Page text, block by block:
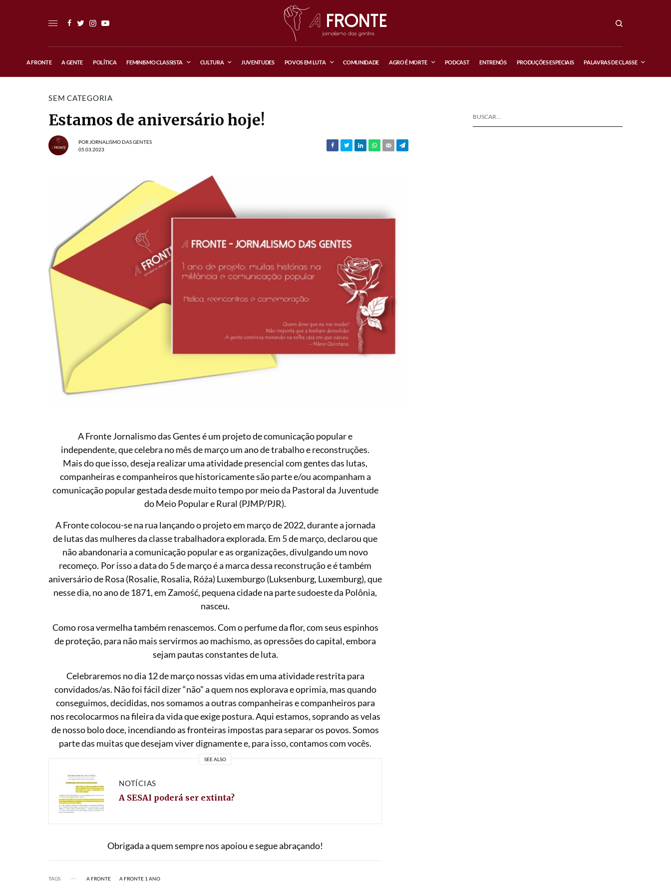
A FRONTE A GENTE POLÍTICA FEMINISMO CLASSISTA CULTURA JUVENTUDES POVOS EM LUTA COMUNIDADE AGRO É MORTE PODCAST ENTRENÓS PRODUÇÕES ESPECIAIS PALAVRAS DE CLASSE
SEM CATEGORIA
Estamos de aniversário hoje!
POR JORNALISMO DAS GENTES
05.03.2023
A Fronte Jornalismo das Gentes é um projeto de comunicação popular e
independente, que celebra no mês de março um ano de trabalho e reconstruções.
Mais do que isso, deseja realizar uma atividade presencial com gentes das lutas,
companheiras e companheiros que historicamente são parte e/ou acompanham a
comunicação popular gestada desde muito tempo por meio da Pastoral da Juventude
do Meio Popular e Rural (PJMP/PJR).
A Fronte colocou-se na rua lançando o projeto em março de 2022, durante a jornada
de lutas das mulheres da classe trabalhadora explorada. Em 5 de março, declarou que
não abandonaria a comunicação popular e as organizações, divulgando um novo
recomeço. Por isso a data do 5 de março é a marca dessa reconstrução e é também
aniversário de Rosa (Rosalie, Rosalia, Róża) Luxemburgo (Luksenburg, Luxemburg), que
nesse dia, no ano de 1871, em Zamość, pequena cidade na parte sudoeste da Polônia,
nasceu.
Como rosa vermelha também renascemos. Com o perfume da flor, com seus espinhos
de proteção, para não mais servirmos ao machismo, as opressões do capital, embora
sejam pautas constantes de luta.
Celebraremos no dia 12 de março nossas vidas em uma atividade restrita para
convidados/as. Não foi fácil dizer “não” a quem nos explorava e oprimia, mas quando
conseguimos, decididas, nos somamos a outras companheiras e companheiros para
nos recolocarmos na fileira da vida que exige postura. Aqui estamos, soprando as velas
de nosso bolo doce, incendiando as fronteiras impostas para separar os povos. Somos
parte das muitas que desejam viver dignamente e, para isso, contamos com vocês.
SEE ALSO
NOTÍCIAS
A SESAI poderá ser extinta?
Obrigada a quem sempre nos apoiou e segue abraçando!
TAGS A FRONTE A FRONTE 1 ANO